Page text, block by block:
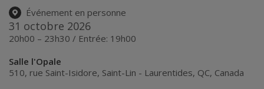
Événement en personne
31 octobre 2026
20h00 – 23h30 / Entrée: 19h00
Salle l'Opale
510, rue Saint-Isidore, Saint-Lin - Laurentides, QC, Canada